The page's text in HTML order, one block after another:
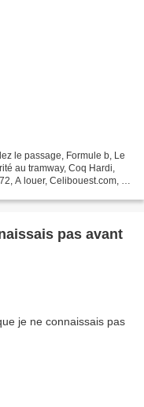
le passage, Formule b, Le
au tramway, Coq Hardi,
A louer, Celibouest.com, Il
pas avant